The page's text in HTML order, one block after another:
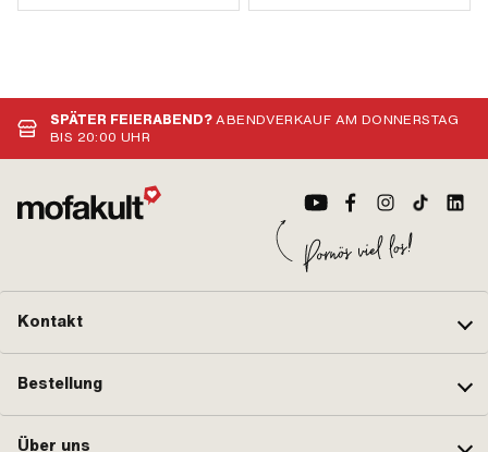
SPÄTER FEIERABEND?ABENDVERKAUF AM DONNERSTAG
BIS 20:00 UHR
Kontakt
Bestellung
Über uns